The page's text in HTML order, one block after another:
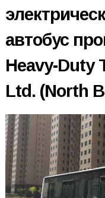
автобус
Heavy-Duty
Ltd. (North